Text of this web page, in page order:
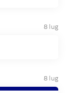
8 lug
8 lug